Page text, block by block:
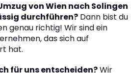
von Wien nach Solingen
durchführen? Dann bist du
genau richtig! Wir sind ein
das sich auf
hat.
für uns entscheiden?Wir